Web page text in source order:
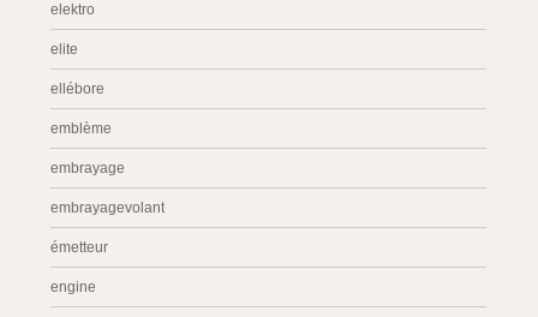
elektro
elite
ellébore
emblème
embrayage
embrayagevolant
émetteur
engine